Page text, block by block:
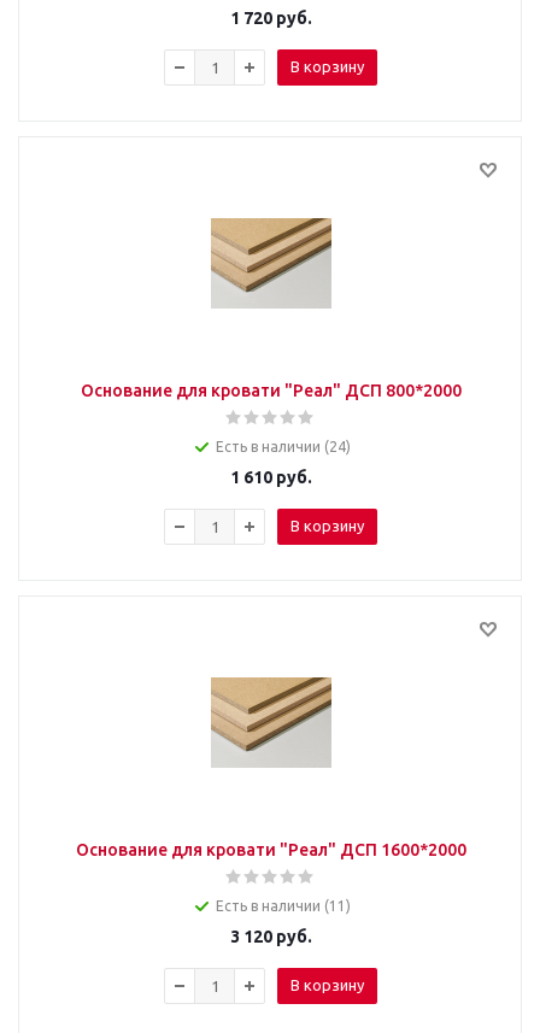
1 720руб.
В корзину
Основание для кровати "Реал" ДСП 800*2000
Есть в наличии (24)
1 610руб.
В корзину
Основание для кровати "Реал" ДСП 1600*2000
Есть в наличии (11)
3 120руб.
В корзину